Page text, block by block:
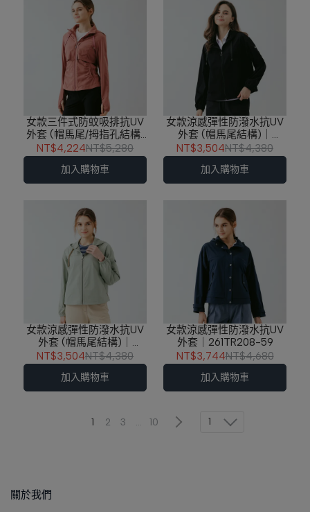
女款三件式防蚊吸排抗UV
外套 (帽馬尾/拇指孔結構)
｜261TR210-17
NT$4,224NT$5,280
加入購物車
女款涼感彈性防潑水抗UV
外套 (帽馬尾結構)｜
261TR209-88
NT$3,504NT$4,380
加入購物車
女款涼感彈性防潑水抗UV
外套 (帽馬尾結構)｜
261TR209-46
NT$3,504NT$4,380
加入購物車
女款涼感彈性防潑水抗UV
外套｜261TR208-59
NT$3,744NT$4,680
加入購物車
1 2 3 ... 10 1
關於我們